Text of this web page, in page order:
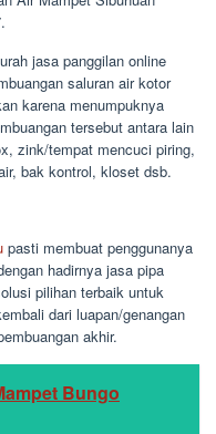
jasa panggilan online
saluran air kotor
karena menumpuknya
tersebut antara lain
zink/tempat mencuci piring,
bak kontrol, kloset dsb.
pasti membuat penggunanya
hadirnya jasa pipa
pilihan terbaik untuk
dari luapan/genangan
akhir.
Bungo